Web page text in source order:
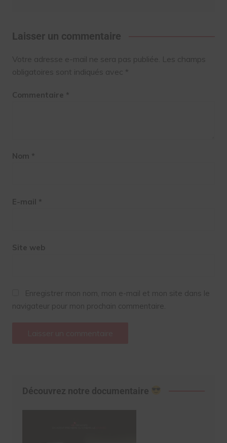
Laisser un commentaire
Votre adresse e-mail ne sera pas publiée. Les champs
obligatoires sont indiqués avec *
Commentaire *
Nom *
E-mail *
Site web
Enregistrer mon nom, mon e-mail et mon site dans le
navigateur pour mon prochain commentaire.
Découvrez notre documentaire